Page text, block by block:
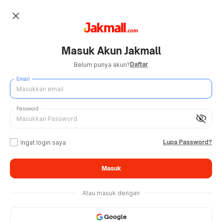
close
Masuk Akun Jakmall
Belum punya akun?Daftar
Email
visibility_off
Password
Ingat login saya Lupa Password?
Masuk
Atau masuk dengan
Google